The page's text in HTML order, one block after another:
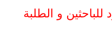
و الطلبة